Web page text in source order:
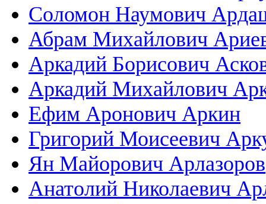
Соломон Наумович
Абрам Михайлович
Аркадий Борисович
Аркадий Михайлович
Ефим Аронович Аркин
Григорий Моисеевич
Ян Майорович Арлазоров
Анатолий Николаевич